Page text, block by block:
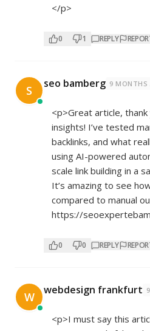
</p>
0 1 REPLY
S seo bamberg 9 MONTHS
<p>Great article,
insights! I’ve tested
backlinks, and what
using AI-powered
scale link building in a
It’s amazing to see
compared to manual
https://
0 0 REPLY
W webdesign frankfurt
<p>I must say this